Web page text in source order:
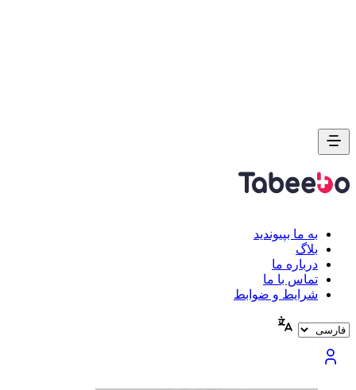
به ما بپیوندید
بلاگ
درباره ما
تماس با ما
شرایط و ضوابط